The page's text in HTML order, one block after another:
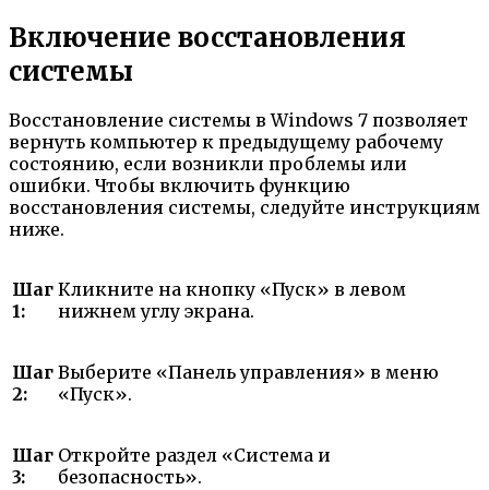
Включение восстановления
системы
Восстановление системы в Windows 7 позволяет
вернуть компьютер к предыдущему рабочему
состоянию, если возникли проблемы или
ошибки. Чтобы включить функцию
восстановления системы, следуйте инструкциям
ниже.
Шаг
1:
Кликните на кнопку «Пуск» в левом
нижнем углу экрана.
Шаг
2:
Выберите «Панель управления» в меню
«Пуск».
Шаг
3:
Откройте раздел «Система и
безопасность».